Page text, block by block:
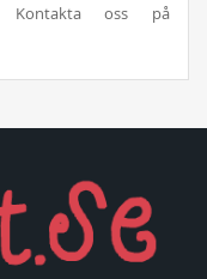
Kontakta oss på